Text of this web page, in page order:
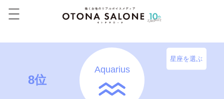
8位
Aquarius
星座を選ぶ